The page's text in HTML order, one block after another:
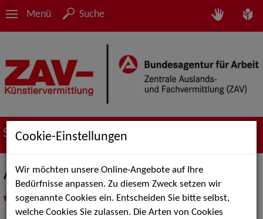
Menü Suche
Suche nach Künstler*innen
Andrea Bayerlein
als PDF speichern
inMeine Merklistelegen
Cookie-Einstellungen
Wir möchten unsere Online-Angebote auf Ihre
Bedürfnisse anpassen. Zu diesem Zweck setzen wir
sogenannte Cookies ein. Entscheiden Sie bitte selbst,
welche Cookies Sie zulassen. Die Arten von Cookies